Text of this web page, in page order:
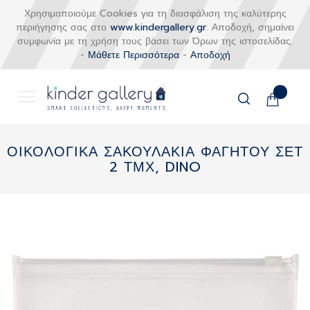
Χρησιμοποιούμε Cookies για τη διασφάλιση της καλύτερης
περιήγησης σας στο www.kindergallery.gr. Αποδοχή, σημαίνει
συμφωνία με τη χρήση τους βάσει των Όρων της ιστοσελίδας.
- Μάθετε Περισσότερα- Αποδοχή
Το
στο
περιεχόμενο
ΟΙΚΟΛΟΓΙΚΑ ΣΑΚΟΥΛΑΚΙΑ ΦΑΓΗΤΟΥ ΣΕΤ
2 ΤΜΧ, DINO
end